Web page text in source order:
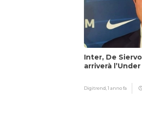
Inter, De
arriverà
Digitrend,1 anno fa